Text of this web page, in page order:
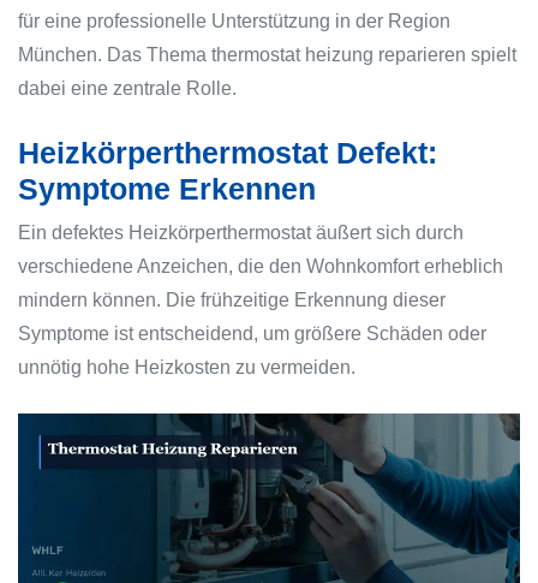
für eine professionelle Unterstützung in der Region
München. Das Thema thermostat heizung reparieren spielt
dabei eine zentrale Rolle.
Heizkörperthermostat Defekt:
Symptome Erkennen
Ein defektes Heizkörperthermostat äußert sich durch
verschiedene Anzeichen, die den Wohnkomfort erheblich
mindern können. Die frühzeitige Erkennung dieser
Symptome ist entscheidend, um größere Schäden oder
unnötig hohe Heizkosten zu vermeiden.